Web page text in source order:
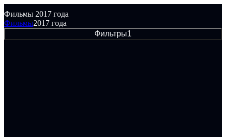
Фильмы 2017 года
Фильмы2017 года
Фильтры1